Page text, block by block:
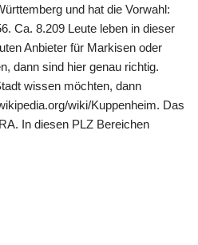
und hat die Vorwahl:
Ca. 8.209 Leute leben in dieser
Anbieter für Markisen oder
dann sind hier genau richtig.
wissen möchten, dann
wiki/Kuppenheim. Das
In diesen PLZ Bereichen